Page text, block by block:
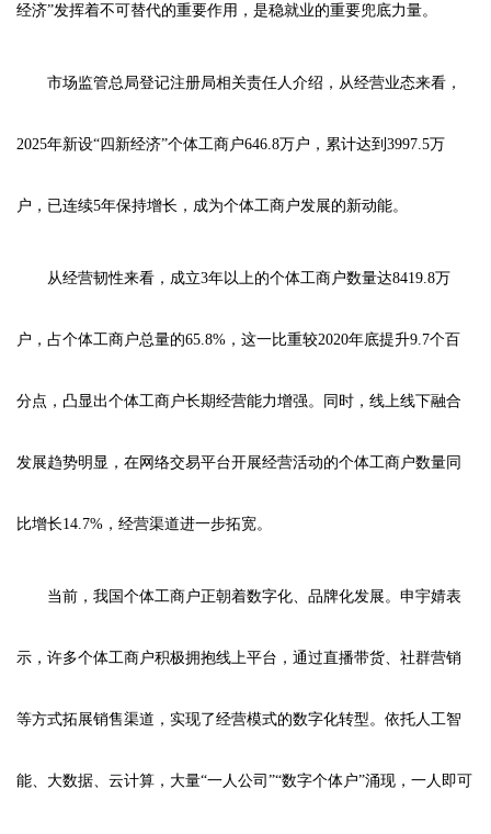
经济”发挥着不可替代的重要作用，是稳就业的重要兜底力量。
市场监管总局登记注册局相关责任人介绍，从经营业态来看，
2025年新设“四新经济”个体工商户646.8万户，累计达到3997.5万
户，已连续5年保持增长，成为个体工商户发展的新动能。
从经营韧性来看，成立3年以上的个体工商户数量达8419.8万
户，占个体工商户总量的65.8%，这一比重较2020年底提升9.7个百
分点，凸显出个体工商户长期经营能力增强。同时，线上线下融合
发展趋势明显，在网络交易平台开展经营活动的个体工商户数量同
比增长14.7%，经营渠道进一步拓宽。
当前，我国个体工商户正朝着数字化、品牌化发展。申宇婧表
示，许多个体工商户积极拥抱线上平台，通过直播带货、社群营销
等方式拓展销售渠道，实现了经营模式的数字化转型。依托人工智
能、大数据、云计算，大量“一人公司”“数字个体户”涌现，一人即可